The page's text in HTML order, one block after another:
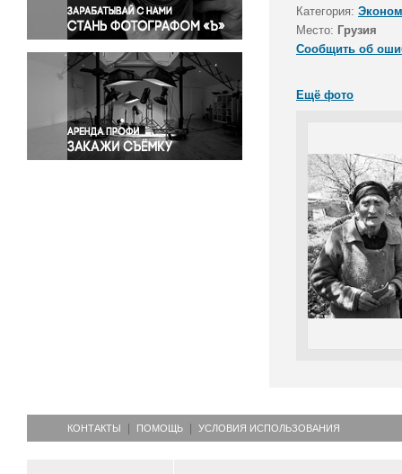
Происшествия и конфликты
Религия
Светская жизнь
Спорт
Экология
Экономика и бизнес
Категория:
Место: Грузия
Сообщить об
Ещё фото
КОНТАКТЫ ПОМОЩЬ УСЛОВИЯ ИСПОЛЬЗОВАНИЯ